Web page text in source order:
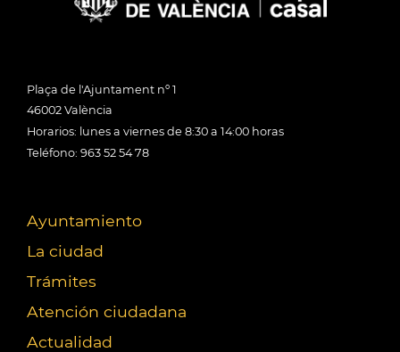
Plaça de l'Ajuntament nº 1
46002 València
Horarios: lunes a viernes de 8:30 a 14:00 horas
Teléfono: 963 52 54 78
Ayuntamiento
La ciudad
Trámites
Atención ciudadana
Actualidad